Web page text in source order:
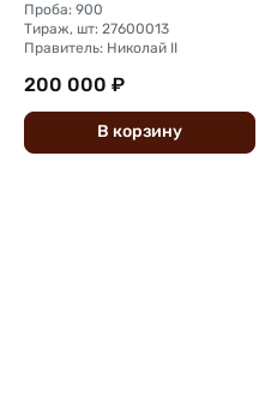
Проба: 900
Тираж, шт: 27600013
Правитель: Николай II
200 000 ₽
В корзину